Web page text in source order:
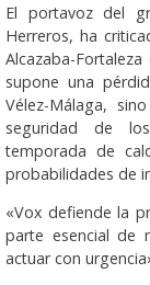
El portavoz del
Herreros, ha
Alcazaba-
supone una
Vélez-Málaga,
seguridad de
temporada de
probabilidades de
«Vox defiende la
parte esencial de
actuar con